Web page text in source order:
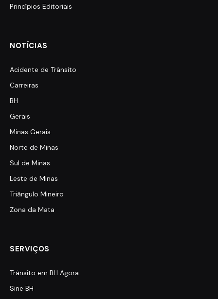
Princípios Editoriais
NOTÍCIAS
Acidente de Trânsito
Carreiras
BH
Gerais
Minas Gerais
Norte de Minas
Sul de Minas
Leste de Minas
Triângulo Mineiro
Zona da Mata
SERVIÇOS
Trânsito em BH Agora
Sine BH